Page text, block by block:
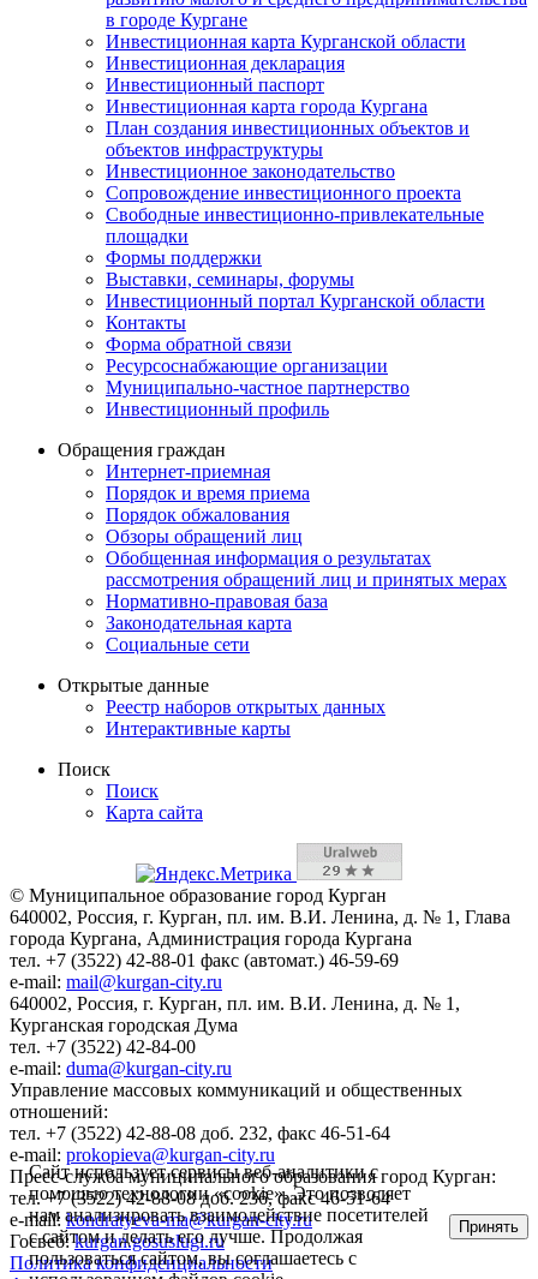
в городе Кургане
Инвестиционная карта Курганской области
Инвестиционная декларация
Инвестиционный паспорт
Инвестиционная карта города Кургана
План создания инвестиционных объектов и
объектов инфраструктуры
Инвестиционное законодательство
Сопровождение инвестиционного проекта
Свободные инвестиционно-привлекательные
площадки
Формы поддержки
Выставки, семинары, форумы
Инвестиционный портал Курганской области
Контакты
Форма обратной связи
Ресурсоснабжающие организации
Муниципально-частное партнерство
Инвестиционный профиль
Обращения граждан
Интернет-приемная
Порядок и время приема
Порядок обжалования
Обзоры обращений лиц
Обобщенная информация о результатах
рассмотрения обращений лиц и принятых мерах
Нормативно-правовая база
Законодательная карта
Социальные сети
Открытые данные
Реестр наборов открытых данных
Интерактивные карты
Поиск
Поиск
Карта сайта
© Муниципальное образование город Курган
640002, Россия, г. Курган, пл. им. В.И. Ленина, д. № 1, Глава
города Кургана, Администрация города Кургана
тел. +7 (3522) 42-88-01 факс (автомат.) 46-59-69
e-mail: mail@kurgan-city.ru
640002, Россия, г. Курган, пл. им. В.И. Ленина, д. № 1,
Курганская городская Дума
тел. +7 (3522) 42-84-00
e-mail: duma@kurgan-city.ru
Управление массовых коммуникаций и общественных
отношений:
тел. +7 (3522) 42-88-08 доб. 232, факс 46-51-64
e-mail: prokopieva@kurgan-city.ru
Пресс-служба муниципального образования город Курган:
тел. +7 (3522) 42-88-08 доб. 236, факс 46-51-64
e-mail:kondratyeva-ma@kurgan-city.ru
Госвеб:kurgan.gosuslugi.ru
Политика конфиденциальности
Сайт использует сервисы веб-аналитики с
помощью технологии «cookie». Это позволяет
нам анализировать взаимодействие посетителей
с сайтом и делать его лучше. Продолжая
пользоваться сайтом, вы соглашаетесь с
Принять